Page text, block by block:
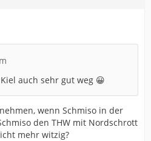
auch sehr gut weg 😀
wenn Schmiso in der
den THW mit Nordschrott
mehr witzig?